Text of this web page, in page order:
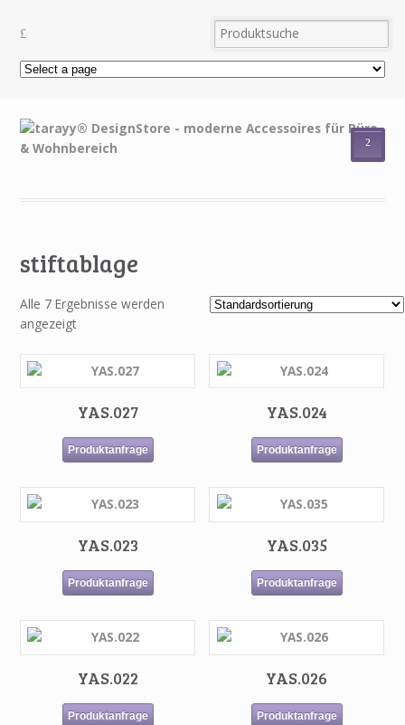
²
stiftablage
Alle 7 Ergebnisse werden
angezeigt
YAS.027
Produktanfrage
YAS.024
Produktanfrage
YAS.023
Produktanfrage
YAS.035
Produktanfrage
YAS.022
Produktanfrage
YAS.026
Produktanfrage